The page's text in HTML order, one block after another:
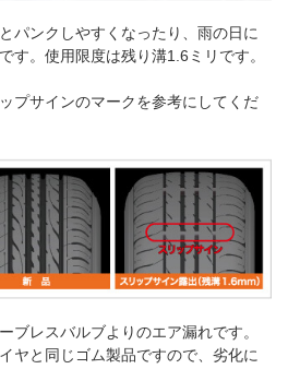
パンクしやすくなったり、雨の日に
す。使用限度は残り溝1.6ミリです。
プサインのマークを参考にしてくだ
ブレスバルブよりのエア漏れです。
ヤと同じゴム製品ですので、劣化に